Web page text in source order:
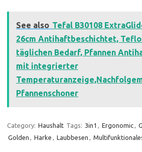
See also Tefal B30108
26cm Antihaftbeschichtet,
täglichen Bedarf, Pfannen
mit integrierter
Pfannenschoner
Category: Haushalt Tags: 3in1 , Ergonomic,
Golden , Harke , Laubbesen ,